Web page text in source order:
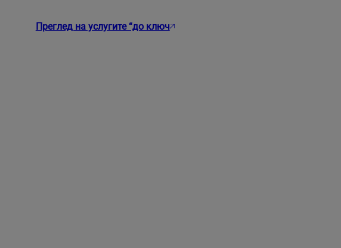
Преглед на услугите “до ключ